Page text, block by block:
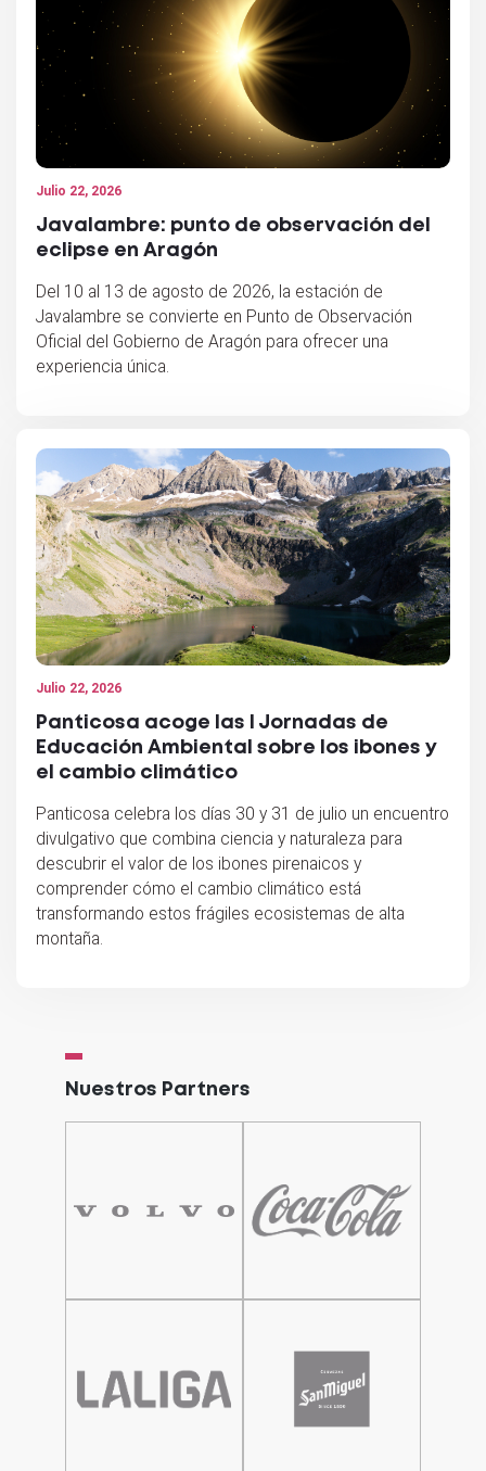
Julio 22, 2026
Javalambre: punto de observación del
eclipse en Aragón
Del 10 al 13 de agosto de 2026, la estación de
Javalambre se convierte en Punto de Observación
Oficial del Gobierno de Aragón para ofrecer una
experiencia única.
Julio 22, 2026
Panticosa acoge las I Jornadas de
Educación Ambiental sobre los ibones y
el cambio climático
Panticosa celebra los días 30 y 31 de julio un encuentro
divulgativo que combina ciencia y naturaleza para
descubrir el valor de los ibones pirenaicos y
comprender cómo el cambio climático está
transformando estos frágiles ecosistemas de alta
montaña.
Nuestros Partners